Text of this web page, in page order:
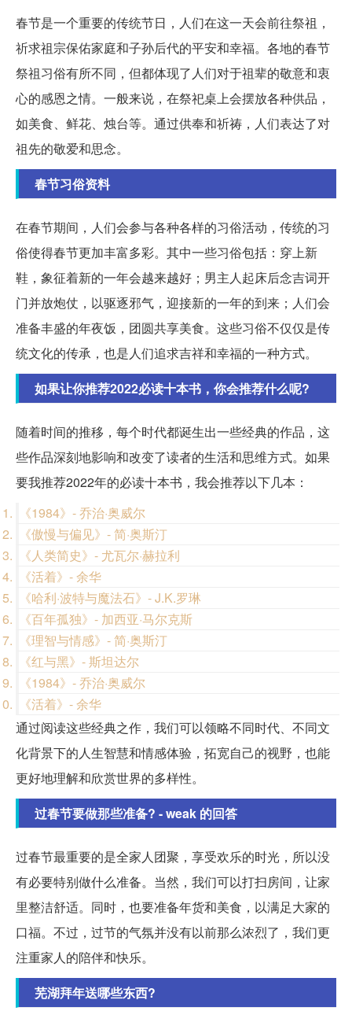
春节是一个重要的传统节日，人们在这一天会前往祭祖，
祈求祖宗保佑家庭和子孙后代的平安和幸福。各地的春节
祭祖习俗有所不同，但都体现了人们对于祖辈的敬意和衷
心的感恩之情。一般来说，在祭祀桌上会摆放各种供品，
如美食、鲜花、烛台等。通过供奉和祈祷，人们表达了对
祖先的敬爱和思念。
春节习俗资料
在春节期间，人们会参与各种各样的习俗活动，传统的习
俗使得春节更加丰富多彩。其中一些习俗包括：穿上新
鞋，象征着新的一年会越来越好；男主人起床后念吉词开
门并放炮仗，以驱逐邪气，迎接新的一年的到来；人们会
准备丰盛的年夜饭，团圆共享美食。这些习俗不仅仅是传
统文化的传承，也是人们追求吉祥和幸福的一种方式。
如果让你推荐2022必读十本书，你会推荐什么呢?
随着时间的推移，每个时代都诞生出一些经典的作品，这
些作品深刻地影响和改变了读者的生活和思维方式。如果
要我推荐2022年的必读十本书，我会推荐以下几本：
《1984》- 乔治·奥威尔
《傲慢与偏见》- 简·奥斯汀
《人类简史》- 尤瓦尔·赫拉利
《活着》- 余华
《哈利·波特与魔法石》- J.K.罗琳
《百年孤独》- 加西亚·马尔克斯
《理智与情感》- 简·奥斯汀
《红与黑》- 斯坦达尔
《1984》- 乔治·奥威尔
《活着》- 余华
通过阅读这些经典之作，我们可以领略不同时代、不同文
化背景下的人生智慧和情感体验，拓宽自己的视野，也能
更好地理解和欣赏世界的多样性。
过春节要做那些准备? - weak 的回答
过春节最重要的是全家人团聚，享受欢乐的时光，所以没
有必要特别做什么准备。当然，我们可以打扫房间，让家
里整洁舒适。同时，也要准备年货和美食，以满足大家的
口福。不过，过节的气氛并没有以前那么浓烈了，我们更
注重家人的陪伴和快乐。
芜湖拜年送哪些东西?